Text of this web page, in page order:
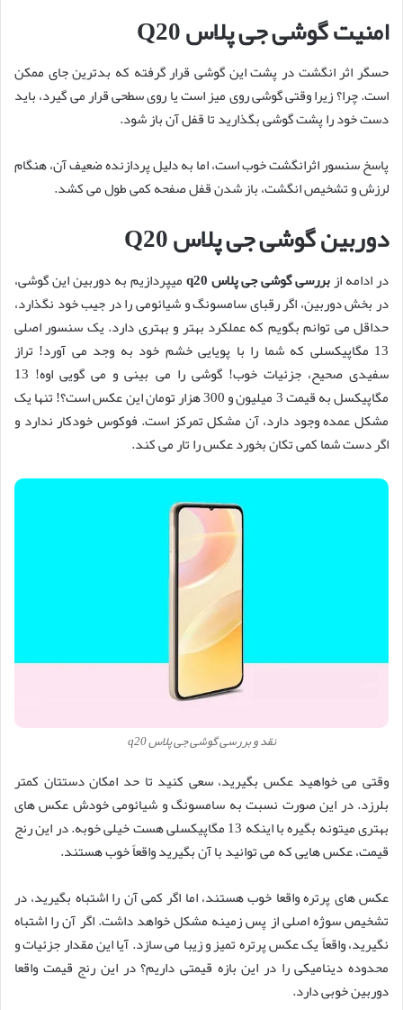
امنیت گوشی جی پلاس Q20
حسگر اثر انگشت در پشت این گوشی قرار گرفته که بدترین جای ممکن
است. چرا؟ زیرا وقتی گوشی روی میز است یا روی سطحی قرار می گیرد، باید
دست خود را پشت گوشی بگذارید تا قفل آن باز شود.
پاسخ سنسور اثرانگشت خوب است، اما به دلیل پردازنده ضعیف آن، هنگام
لرزش و تشخیص انگشت، باز شدن قفل صفحه کمی طول می کشد.
دوربین گوشی جی پلاس Q20
در ادامه ازبررسی گوشی جی پلاس q20
میپردازیم به دوربین این گوشی،
در بخش دوربین، اگر رقبای سامسونگ و شیائومی را در جیب خود نگذارد،
حداقل می توانم بگویم که عملکرد بهتر و بهتری دارد. یک سنسور اصلی
13 مگاپیکسلی که شما را با پویایی خشم خود به وجد می آورد! تراز
سفیدی صحیح، جزئیات خوب! گوشی را می بینی و می گویی اوه! 13
مگاپیکسل به قیمت 3 میلیون و 300 هزار تومان این عکس است؟! تنها یک
مشکل عمده وجود دارد، آن مشکل تمرکز است. فوکوس خودکار ندارد و
اگر دست شما کمی تکان بخورد عکس را تار می کند.
نقد و بررسی گوشی جی پلاس q20
وقتی می خواهید عکس بگیرید، سعی کنید تا حد امکان دستتان کمتر
بلرزد. در این صورت نسبت به سامسونگ و شیائومی خودش عکس های
بهتری میتونه بگیره با اینکه 13 مگاپیکسلی هست خیلی خوبه. در این رنج
قیمت، عکس هایی که می توانید با آن بگیرید واقعاً خوب هستند.
عکس های پرتره واقعا خوب هستند، اما اگر کمی آن را اشتباه بگیرید، در
تشخیص سوژه اصلی از پس زمینه مشکل خواهد داشت. اگر آن را اشتباه
نگیرید، واقعاً یک عکس پرتره تمیز و زیبا می سازد. آیا این مقدار جزئیات و
محدوده دینامیکی را در این بازه قیمتی داریم؟ در این رنج قیمت واقعا
دوربین خوبی دارد.